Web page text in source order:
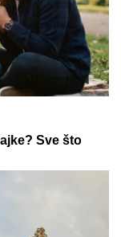
Sve što